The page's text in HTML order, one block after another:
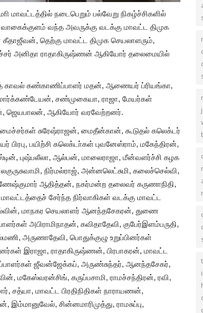
மாவட்டத்தில் நடைபெறும் பல்வேறு நிகழ்ச்சிகளில்
வந்த அவருக்கு வடக்கு மாவட்ட திமுக
தெற்கு மாவட்ட திமுக செயலாளரும்,
அனிதா ராதாகிருஷ்ணன் ஆகியோர் தலைமையில்
காவல் கண்காணிப்பாளர் மதன், ஆணையர் ப்ரியங்கா,
சண்முகையா, ராஜா, மேயர்கள்
ஜெயபாலன், ஆகியோர் வரவேற்றனர்.
சுரேஷ்ராஜன், மைதீன்கான், கூடுதல் கலெக்டர்
பயிற்சி கலெக்டா்கள் புவனேஸ்ராம், மகேந்திரன்,
புஷ்பலீலா, ஆல்பன், மாலைராஜா, மீன்வளர்ச்சி கழக
நிர்மல்ராஜ், அன்னலெட்சுமி, கலைச்செல்வி,
ஆதித்தன், நகர்மன்ற தலைவர் கருணாநிதி,
சேர்ந்த நிர்வாகிகள் வடக்கு மாவட்ட
மாநகர செயலாளர் ஆனந்தசேகரன், துணை
அபிராமிநாதன், கவிதாதேவி, குபேர்இளம்பருதி,
அருணாதேவி, பொதுக்குழு உறுப்பினர்கள்
இராஜா, ராதாகிருஷ்ணன், பிரபாகரன், மாவட்ட
ஜீவன்ஜேக்கப், அருண்சுந்தர், ஆனந்தசேகர்,
மகேஸ்வரன்சிங், கருப்பசாமி, ராமச்சந்திரன், ரவி,
சத்யா, மாவட்ட பிரதிநிதிகள் நாராயணன்,
சின்னமாரிமுத்து, ராமசுப்பு,